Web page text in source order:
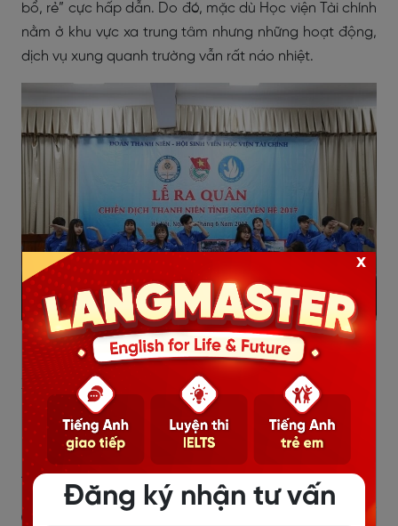
bổ, rẻ” cực hấp dẫn. Do đó, mặc dù Học viện Tài chính
nằm ở khu vực xa trung tâm nhưng những hoạt động,
dịch vụ xung quanh trường vẫn rất náo nhiệt.
(Nguồn: Học viện Tài chính)
Xem thêm:
=>> HỌC TIẾNG ANH ĐỂ ĐI DU HỌC VÀ
NHỮNG ĐIỀU BẠN CẦN BIẾT
=>> BÍ KÍP ĐÁNH TRỌNG ÂM TRONG TIẾNG
ANH CHUẨN 100%
6. Review trường Học viện Tài
Đăng ký nhận tư vấn
x